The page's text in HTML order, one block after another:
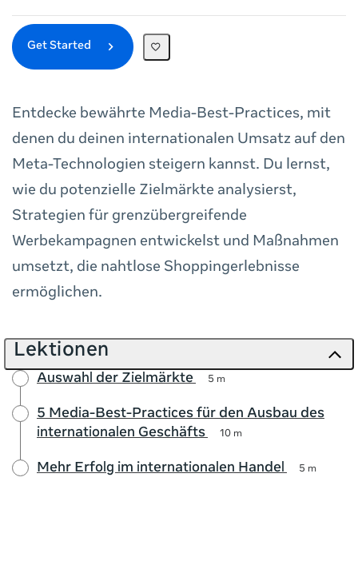
Get Started
Entdecke bewährte Media-Best-Practices, mit
denen du deinen internationalen Umsatz auf den
Meta-Technologien steigern kannst. Du lernst,
wie du potenzielle Zielmärkte analysierst,
Strategien für grenzübergreifende
Werbekampagnen entwickelst und Maßnahmen
umsetzt, die nahtlose Shoppingerlebnisse
ermöglichen.
Lektionen
Auswahl der Zielmärkte 5 m
5 Media-Best-Practices für den Ausbau des
internationalen Geschäfts
10 m
Mehr Erfolg im internationalen Handel 5 m